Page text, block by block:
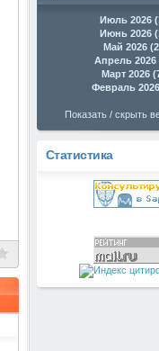
Июль 2026
Июнь 2026
Май 2026
Апрель 2026
Март 2026
Февраль
Показать / скрыть
Статистика